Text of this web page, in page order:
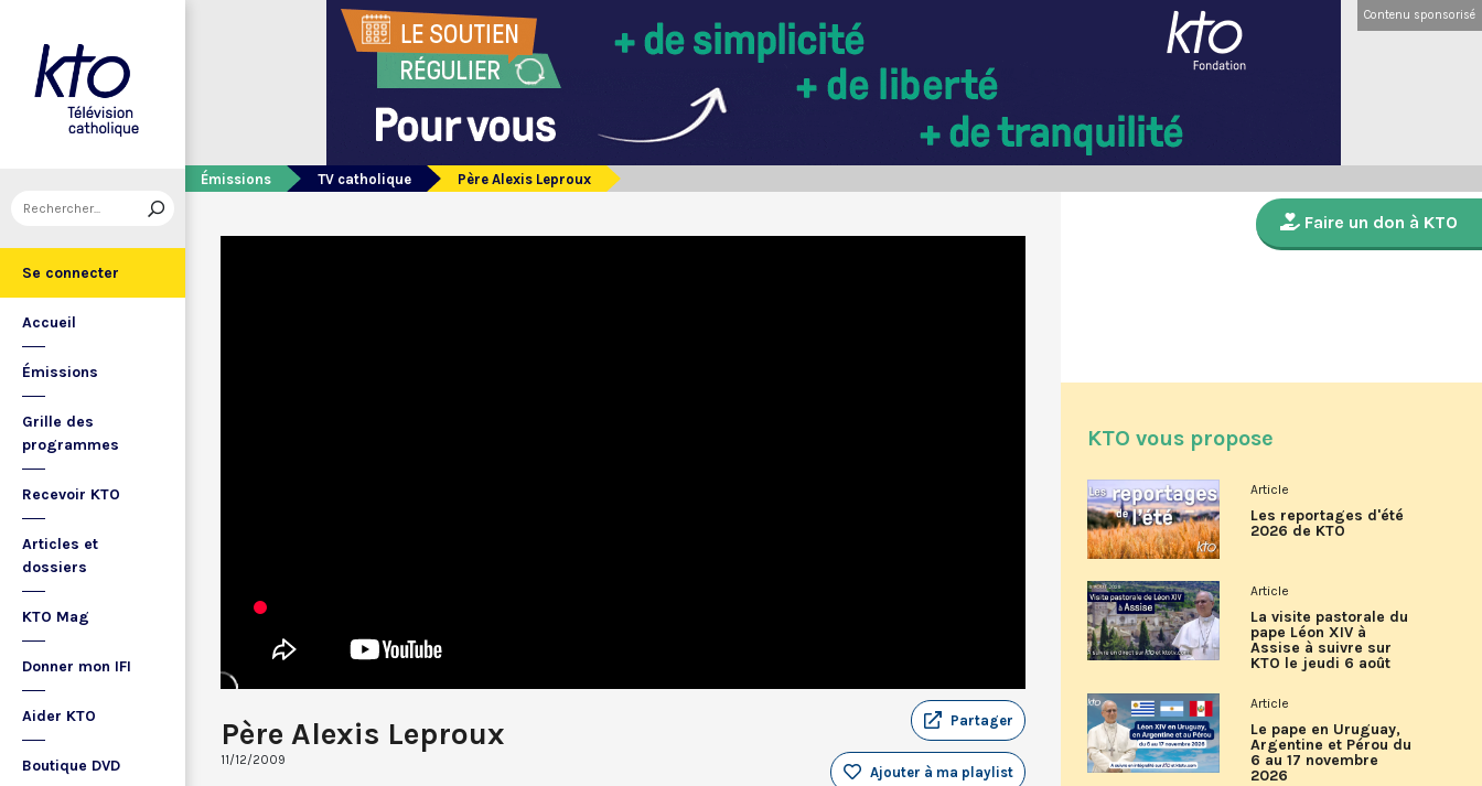
Se connecter
Accueil
Émissions
Grille des
programmes
Recevoir KTO
Articles et
dossiers
KTO Mag
Donner mon IFI
Aider KTO
Boutique DVD
Contenu sponsorisé
Émissions TV catholique Père Alexis Leproux
Père Alexis Leproux
11/12/2009
Partager
Ajouter à ma playlist
Faire un don à KTO
KTO vous propose
Article
Les reportages d'été
2026 de KTO
Article
La visite pastorale du
pape Léon XIV à
Assise à suivre sur
KTO le jeudi 6 août
Article
Le pape en Uruguay,
Argentine et Pérou du
6 au 17 novembre
2026